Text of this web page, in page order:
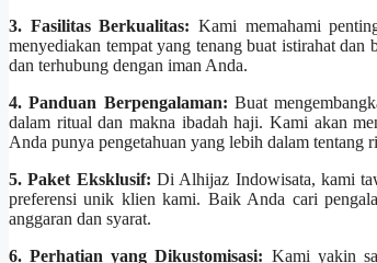
3. Fasilitas Berkualitas: Kami memahami
menyediakan tempat yang tenang buat istirahat
dan terhubung dengan iman Anda.
4. Panduan Berpengalaman: Buat
dalam ritual dan makna ibadah haji. Kami akan
Anda punya pengetahuan yang lebih dalam tentang
5. Paket Eksklusif: Di Alhijaz Indowisata, kami
preferensi unik klien kami. Baik Anda cari
anggaran dan syarat.
6. Perhatian yang Dikustomisasi: Kami yakin